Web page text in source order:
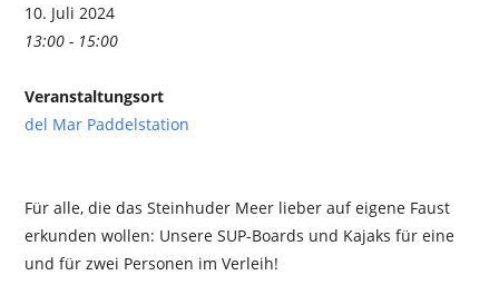
10. Juli 2024
13:00 - 15:00
Veranstaltungsort
del Mar Paddelstation
Für alle, die das Steinhuder Meer lieber auf eigene Faust
erkunden wollen: Unsere SUP-Boards und Kajaks für eine
und für zwei Personen im Verleih!